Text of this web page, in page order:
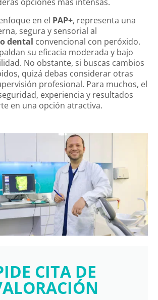
en el PAP+, representa una
segura y sensorial al
dental convencional con peróxido.
su eficacia moderada y bajo
No obstante, si buscas cambios
quizá debas considerar otras
profesional. Para muchos, el
experiencia y resultados
en una opción atractiva.
CITA DE